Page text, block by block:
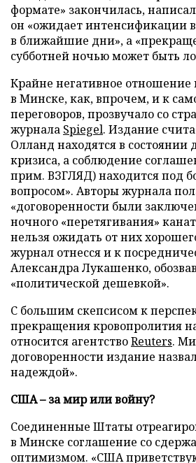
формате» закончилась,
он «ожидает интенсификации
в ближайшие дни», а
субботней ночью может быть
Крайне негативное отношение
в Минске, как, впрочем, и к
переговоров, прозвучало со
журнала Spiegel. Издание
Олланд находятся в состоянии
кризиса, а соблюдение
прим. ВЗГЛЯД) находится под
вопросом». Авторы журнала
«договоренности были
ночного «перетягивания»
нельзя ожидать от них
журнал отнесся и к
Александра Лукашенко,
«политической дешевкой».
С большим скепсисом к
прекращения кровопролития
относится агентствоReuters.
договоренности издание
надеждой».
США – за мир или войну?
Соединенные Штаты
в Минске соглашение со
оптимизмом. «США